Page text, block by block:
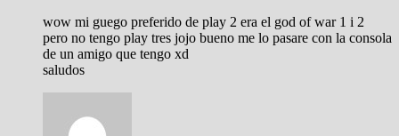
wow mi guego preferido de play 2 era el god of war 1 i 2
pero no tengo play tres jojo bueno me lo pasare con la consola
de un amigo que tengo xd
saludos